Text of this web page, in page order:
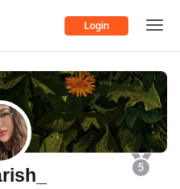
Login
5